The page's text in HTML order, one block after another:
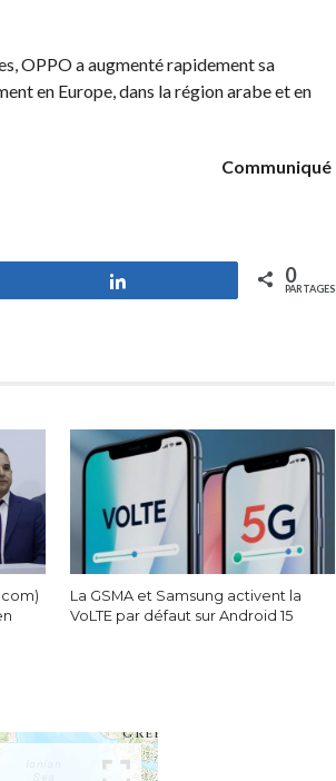
OPPO a augmenté rapidement sa
en Europe, dans la région arabe et en
Communiqué
0
PARTAGES
La GSMA et Samsung activent la
VoLTE par défaut sur Android 15